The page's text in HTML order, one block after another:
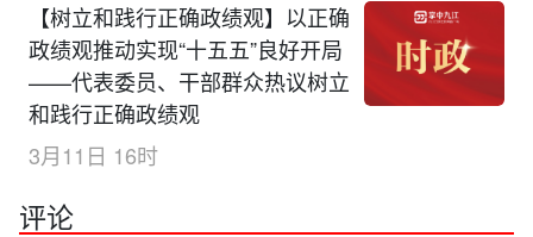
【树立和践行正确政绩观】以正确
政绩观推动实现“十五五”良好开局
——代表委员、干部群众热议树立
和践行正确政绩观
3月11日 16时
评论